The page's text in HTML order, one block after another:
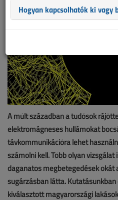
A múlt században a tudósok
elektromágneses hullámokat
távkommunikációra lehet
számolni kell. Több olyan
daganatos megbetegedések okát
sugárzásban látta.
kiválasztott magyarországi
Hogyan kapcsolhatók ki vagy